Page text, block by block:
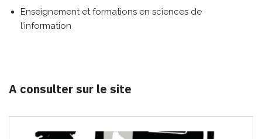
Enseignement et formations en sciences de
l’information
A consulter sur le site